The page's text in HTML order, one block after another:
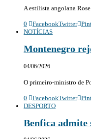
A estilista angolana
0 FacebookTwitter
NOTÍCIAS
Montenegro
04/06/2026
O primeiro-ministro de
0 FacebookTwitter
DESPORTO
Benfica admite